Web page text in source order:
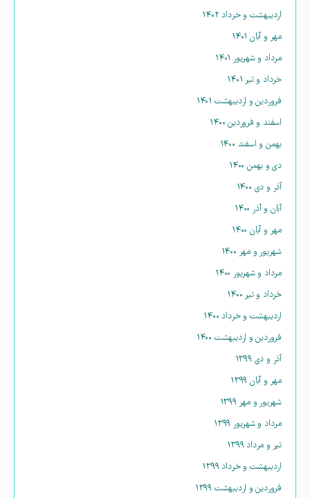
اردیبهشت و خرداد ۱۴۰۲
مهر و آبان ۱۴۰۱
مرداد و شهریور ۱۴۰۱
خرداد و تیر ۱۴۰۱
فروردین و اردیبهشت ۱۴۰۱
اسفند و فروردین ۱۴۰۰
بهمن و اسفند ۱۴۰۰
دی و بهمن ۱۴۰۰
آذر و دی ۱۴۰۰
آبان و آذر ۱۴۰۰
مهر و آبان ۱۴۰۰
شهریور و مهر ۱۴۰۰
مرداد و شهریور ۱۴۰۰
خرداد و تیر ۱۴۰۰
اردیبهشت و خرداد ۱۴۰۰
فروردین و اردیبهشت ۱۴۰۰
آذر و دی ۱۳۹۹
مهر و آبان ۱۳۹۹
شهریور و مهر ۱۳۹۹
مرداد و شهریور ۱۳۹۹
تیر و مرداد ۱۳۹۹
اردیبهشت و خرداد ۱۳۹۹
فروردین و اردیبهشت ۱۳۹۹